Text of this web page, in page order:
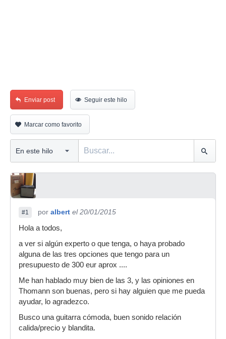
Enviar post Seguir este hilo
Marcar como favorito
#1 por albert el 20/01/2015
Hola a todos,
a ver si algún experto o que tenga, o haya probado
alguna de las tres opciones que tengo para un
presupuesto de 300 eur aprox ....
Me han hablado muy bien de las 3, y las opiniones en
Thomann son buenas, pero si hay alguien que me pueda
ayudar, lo agradezco.
Busco una guitarra cómoda, buen sonido relación
calida/precio y blandita.